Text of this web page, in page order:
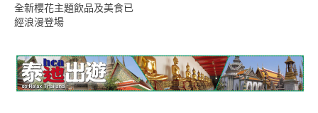
全新櫻花主題飲品及美食已
經浪漫登場